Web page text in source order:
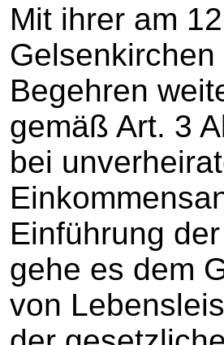
Mit ihrer am
Begehren
gemäß Art. 3
bei
Einführung
gehe es dem
von